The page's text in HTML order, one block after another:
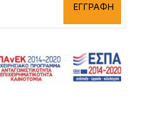
ΕΓΓΡΑΦΗ